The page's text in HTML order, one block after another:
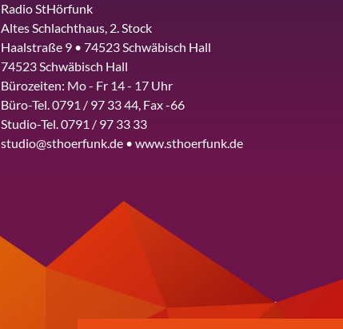
Radio StHörfunk
Altes Schlachthaus, 2. Stock
Haalstraße 9 • 74523 Schwäbisch Hall
74523 Schwäbisch Hall
Bürozeiten: Mo - Fr 14 - 17 Uhr
Büro-Tel. 0791 / 97 33 44, Fax -66
Studio-Tel. 0791 / 97 33 33
studio@sthoerfunk.de • www.sthoerfunk.de